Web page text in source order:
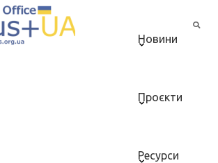
Новини
Проєкти
Ресурси